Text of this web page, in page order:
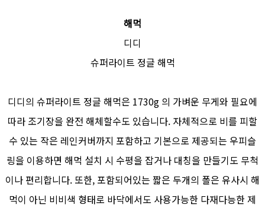
해먹
디디
슈퍼라이트 정글 해먹
디디의 슈퍼라이트 정글 해먹은 1730g 의 가벼운 무게와 필요에
따라 조기장을 완전 해체할수도 있습니다. 자체적으로 비를 피할
수 있는 작은 레인커버까지 포함하고 기본으로 제공되는 우피슬
링을 이용하면 해먹 설치 시 수평을 잡거나 대칭을 만들기도 무척
이나 편리합니다. 또한, 포함되어있는 짧은 두개의 폴은 유사시 해
먹이 아닌 비비색 형태로 바닥에서도 사용가능한 다재다능한 제